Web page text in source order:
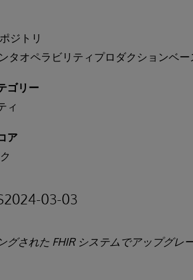
ジトリ
タオペラビリティプロダクションベ
ゴリー
ィ
ア
03-03
グされた FHIR システムでアップグ